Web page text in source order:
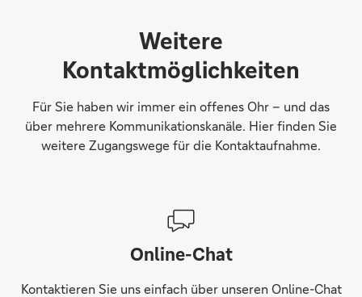
Weitere
Kontaktmöglichkeiten
Für Sie haben wir immer ein offenes Ohr – und das
über mehrere Kommunikationskanäle. Hier finden Sie
weitere Zugangswege für die Kontaktaufnahme.
Online-Chat
Kontaktieren Sie uns einfach über unseren Online-Chat